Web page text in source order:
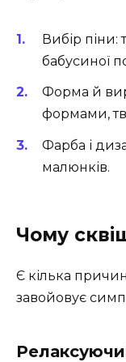
Вибір піни:
бабусиної
Форма й
формами,
Фарба і
малюнків.
Чому
Є кілька
завойовує